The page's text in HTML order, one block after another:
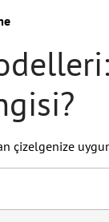
çizelgenize